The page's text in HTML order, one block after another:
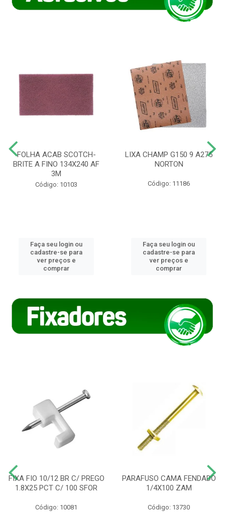
FOLHA ACAB SCOTCH-
BRITE A FINO 134X240 AF
3M
Código: 10103
Faça seu login ou
cadastre-se para
ver preços e
comprar
LIXA CHAMP G150 9 A275
NORTON
Código: 11186
Faça seu login ou
cadastre-se para
ver preços e
comprar
FIXA FIO 10/12 BR C/ PREGO
1.8X25 PCT C/ 100 SFOR
Código: 10081
PARAFUSO CAMA FENDADO
1/4X100 ZAM
Código: 13730